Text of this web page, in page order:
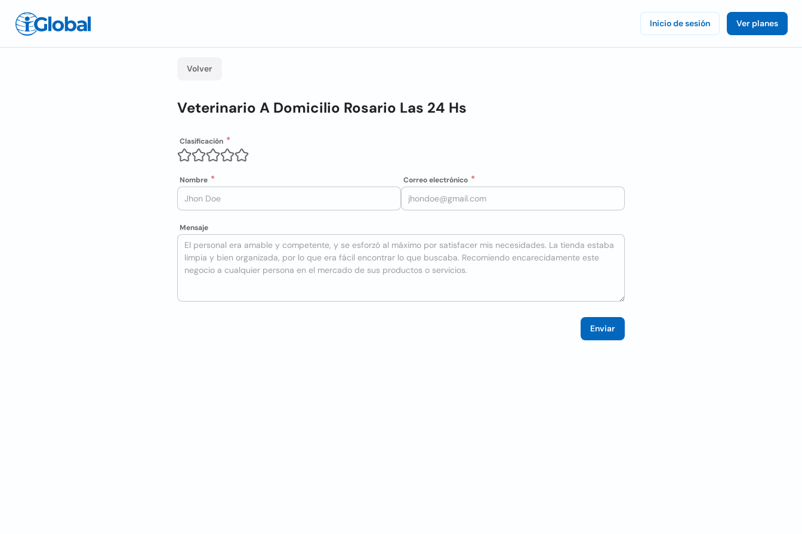
Inicio de sesión Ver planes
Volver
Veterinario A Domicilio Rosario Las 24 Hs
Clasificación
Nombre Correo electrónico
Mensaje
Enviar